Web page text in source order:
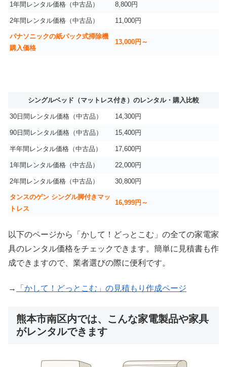
1年間レンタル価格（中古品） 8,800円
2年間レンタル価格（中古品） 11,000円
パナソニックの紙パック式掃除機
購入価格
13,000円～
シングルベッド（マットレス付き）のレンタル・購入比較
30日間レンタル価格（中古品） 14,300円
90日間レンタル価格（中古品） 15,400円
半年間レンタル価格（中古品） 17,600円
1年間レンタル価格（中古品） 22,000円
2年間レンタル価格（中古品） 30,800円
タンスのゲン シングル脚付きマッ
トレス
16,999円～
以下のページから「かして！どっとこむ」の全ての家電家
具のレンタル価格をチェックできます。簡単に見積書も作
成できますので、業者選びの際に便利です。
→ 「かして！どっとこむ」の見積もり作成ページ
熊本市南区内では、こんな家電製品や家具
がレンタルできます